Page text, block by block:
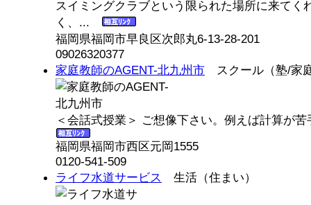
スイミングクラブという限られた場所に来てく
く、...
福岡県福岡市早良区次郎丸6-13-28-201
09026320377
家庭教師のAGENT-北九州市 スクール（塾/家
＜会話式授業＞ ご想像下さい。例えば計算が
福岡県福岡市西区元岡1555
0120-541-509
ライフ水道サービス 生活（住まい）